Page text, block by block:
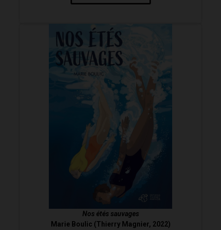
Nos étés sauvages
Marie Boulic (Thierry Magnier, 2022)